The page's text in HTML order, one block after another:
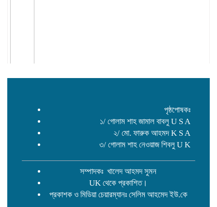
পৃষ্ঠপোষকঃ
১/ গোলাম শাহ জামাল বাবলু U S A
২/ মো. ফারুক আহমদ K S A
৩/ গোলাম শাহ নেওয়াজ শিবলু U K
সম্পাদকঃ খালেদ আহমদ সুমন
UK থেকে প্রকাশিত।
প্রকাশক ও মিডিয়া চেয়ারম্যানঃ সেলিম আহমেদ ইউ.কে